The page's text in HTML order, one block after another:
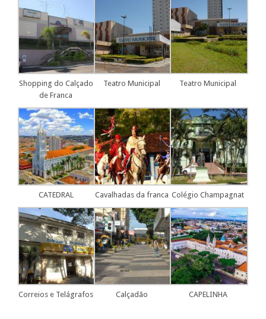
Shopping do Calçado
de Franca
Teatro Municipal Teatro Municipal
CATEDRAL Cavalhadas da franca Colégio Champagnat
Correios e Telágrafos Calçadão CAPELINHA